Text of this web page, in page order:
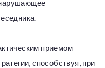
нарушающее
приемом
способствуя, при